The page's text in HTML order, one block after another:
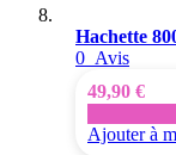
Hachette
0 Avis
49,90 €
Ajouter à